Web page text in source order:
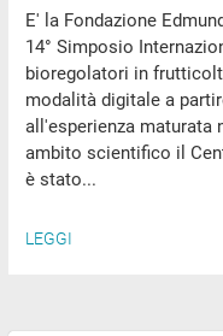
E' la Fondazione
14° Simposio
bioregolatori in
modalità digitale a
all'esperienza maturata
ambito scientifico il
è stato...
LEGGI